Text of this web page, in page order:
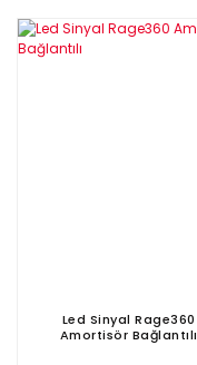
Led Sinyal Rage360
Amortisör Bağlantılı